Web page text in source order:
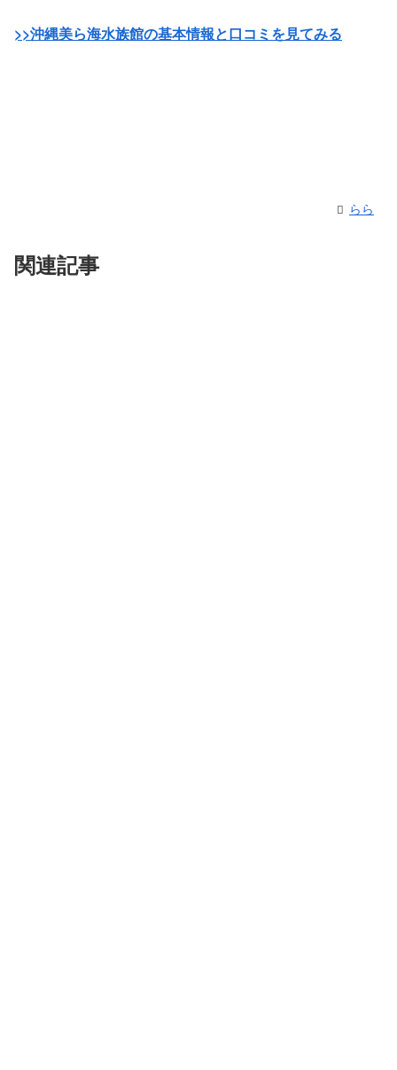
>>沖縄美ら海水族館の基本情報と口コミを見てみる
らら
関連記事